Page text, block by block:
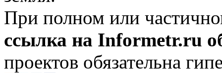
При полном или
ссылка на Informetr.ru
проектов обязательна